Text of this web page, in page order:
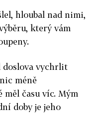
hloubal nad nimi,
který vám
doslova vychrlit
méně
měl času víc. Mým
doby je jeho